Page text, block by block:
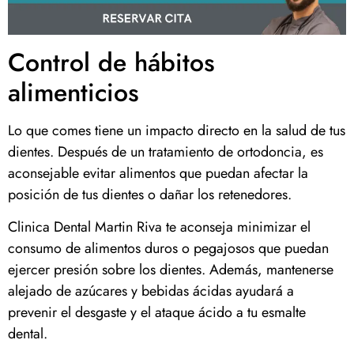
Control de hábitos
alimenticios
Lo que comes tiene un impacto directo en la salud de tus
dientes. Después de un tratamiento de ortodoncia, es
aconsejable evitar alimentos que puedan afectar la
posición de tus dientes o dañar los retenedores.
Clinica Dental Martin Riva te aconseja minimizar el
consumo de alimentos duros o pegajosos que puedan
ejercer presión sobre los dientes. Además, mantenerse
alejado de azúcares y bebidas ácidas ayudará a
prevenir el desgaste y el ataque ácido a tu esmalte
dental.